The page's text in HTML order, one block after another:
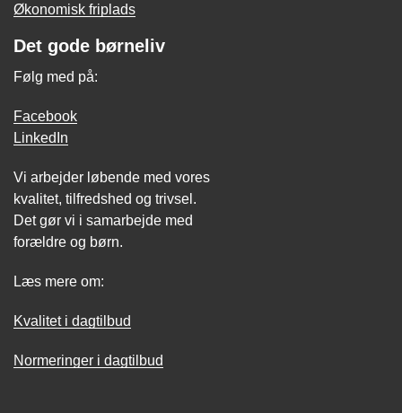
Økonomisk friplads
Det gode børneliv
Følg med på:
Facebook
LinkedIn
Vi arbejder løbende med vores
kvalitet, tilfredshed og trivsel.
Det gør vi i samarbejde med
forældre og børn.
Læs mere om:
Kvalitet i dagtilbud
Normeringer i dagtilbud